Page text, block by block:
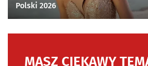
Polski 2026
MASZ CIEKAWY